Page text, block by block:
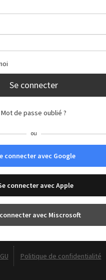
Se connecter
Mot de passe oublié ?
ou
connecter avec Google
connecter avec Apple
avec Miscrosoft
Politique de confidentialité